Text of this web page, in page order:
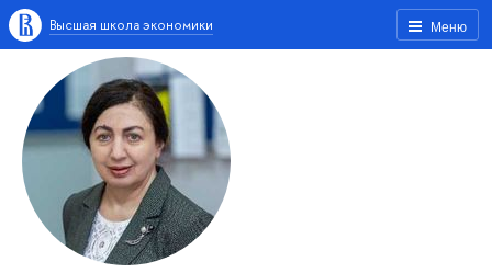
Меню
Высшая школа экономики